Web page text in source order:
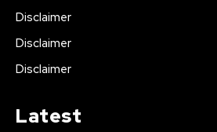
Disclaimer
Disclaimer
Disclaimer
Latest